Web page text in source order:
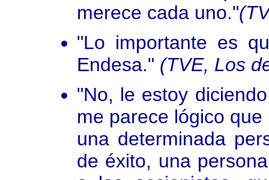
merece cada uno."
"Lo importante es
Endesa." (TVE, Los
"No, le estoy
me parece lógico
una determinada
de éxito, una